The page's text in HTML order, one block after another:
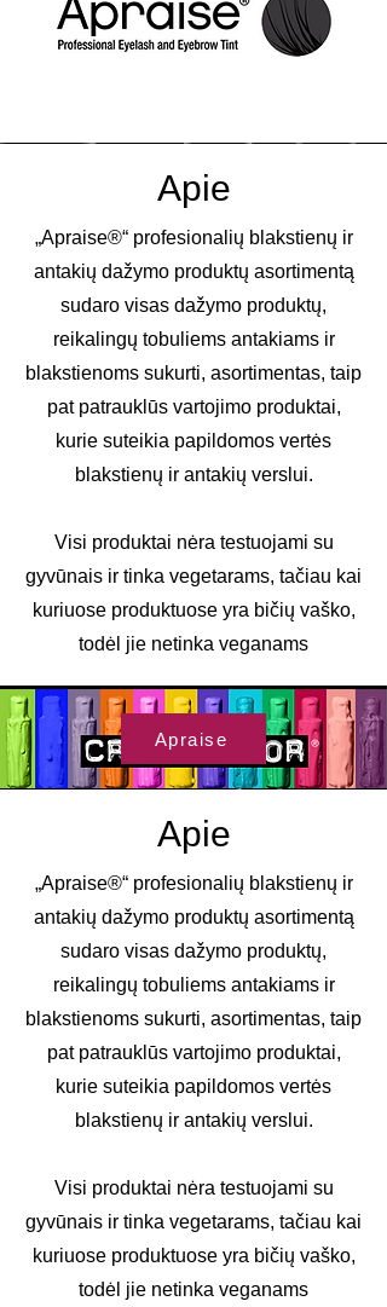
Apie
„Apraise®“ profesionalių blakstienų ir
antakių dažymo produktų asortimentą
sudaro visas dažymo produktų,
reikalingų tobuliems antakiams ir
blakstienoms sukurti, asortimentas, taip
pat patrauklūs vartojimo produktai,
kurie suteikia papildomos vertės
blakstienų ir antakių verslui.
Visi produktai nėra testuojami su
gyvūnais ir tinka vegetarams, tačiau kai
kuriuose produktuose yra bičių vaško,
todėl jie netinka veganams
Apraise
Apie
„Apraise®“ profesionalių blakstienų ir
antakių dažymo produktų asortimentą
sudaro visas dažymo produktų,
reikalingų tobuliems antakiams ir
blakstienoms sukurti, asortimentas, taip
pat patrauklūs vartojimo produktai,
kurie suteikia papildomos vertės
blakstienų ir antakių verslui.
Visi produktai nėra testuojami su
gyvūnais ir tinka vegetarams, tačiau kai
kuriuose produktuose yra bičių vaško,
todėl jie netinka veganams